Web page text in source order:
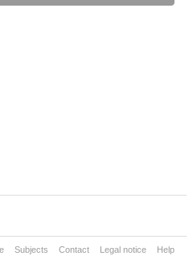
Subjects Contact Legal notice Help